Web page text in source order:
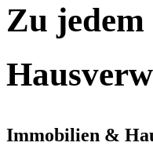
Zu jedem
Immobilien &